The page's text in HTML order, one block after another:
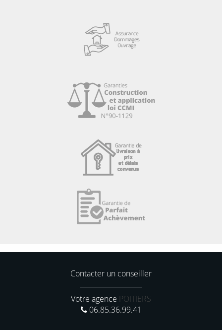
Contacter un conseiller
Votre agence POITIERS
06.85.36.99.41